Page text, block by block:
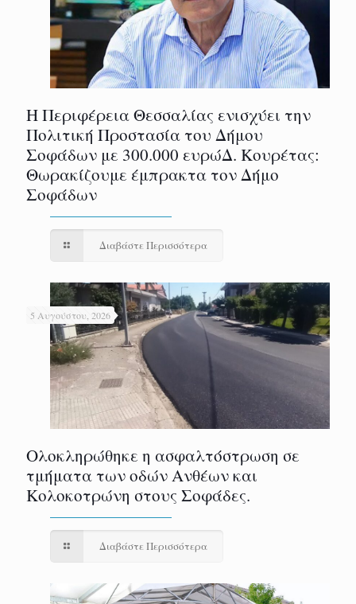
Η Περιφέρεια Θεσσαλίας ενισχύει την
Πολιτική Προστασία του Δήμου
Σοφάδων με 300.000 ευρώΔ. Κουρέτας:
Θωρακίζουμε έμπρακτα τον Δήμο
Σοφάδων
Διαβάστε Περισσότερα
5 Αυγούστου, 2026
Ολοκληρώθηκε η ασφαλτόστρωση σε
τμήματα των οδών Ανθέων και
Κολοκοτρώνη στους Σοφάδες.
Διαβάστε Περισσότερα